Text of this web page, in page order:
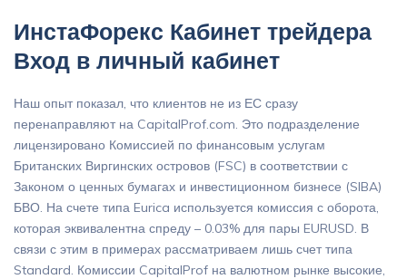
ИнстаФорекс Кабинет трейдера
Вход в личный кабинет
Наш опыт показал, что клиентов не из ЕС сразу
перенаправляют на CapitalProf.com. Это подразделение
лицензировано Комиссией по финансовым услугам
Британских Виргинских островов (FSC) в соответствии с
Законом о ценных бумагах и инвестиционном бизнесе (SIBA)
БВО. На счете типа Eurica используется комиссия с оборота,
которая эквивалентна спреду – 0.03% для пары EURUSD. В
связи с этим в примерах рассматриваем лишь счет типа
Standard. Комиссии CapitalProf на валютном рынке высокие,